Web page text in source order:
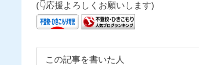
(👇応援よろしくお願いします)
この記事を書いた人